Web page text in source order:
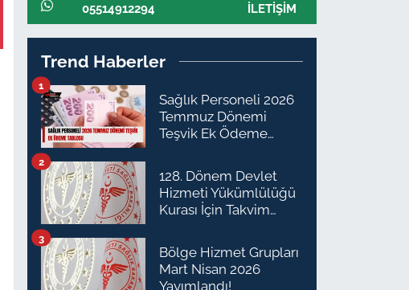
05514912294 İLETIŞIM
Trend Haberler
Sağlık Personeli 2026
Temmuz Dönemi
Teşvik Ek Ödeme
1
128. Dönem Devlet
Hizmeti Yükümlülüğü
Kurası İçin Takvim
2
Bölge Hizmet Grupları
Mart Nisan 2026
Yayımlandı!
3